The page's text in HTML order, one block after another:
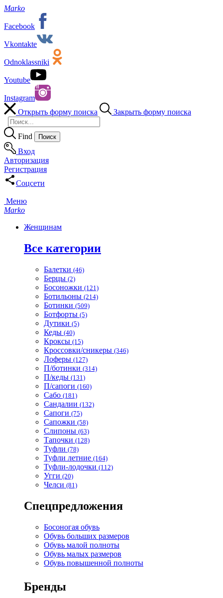
Marko
Facebook
Vkontakte
Odnoklassniki
Youtube
Instagram
Открыть форму поиска
Закрыть форму поиска
Find
Вход
Авторизация
Регистрация
Соцсети
Меню
Marko
Женщинам
Все категории
Балетки (46)
Берцы (2)
Босоножки (121)
Ботильоны (214)
Ботинки (509)
Ботфорты (5)
Дутики (5)
Кеды (40)
Кроксы (15)
Кроссовки/сникеры (346)
Лоферы (127)
П/ботинки (314)
П/кеды (131)
П/сапоги (160)
Сабо (181)
Сандалии (132)
Сапоги (75)
Сапожки (58)
Слипоны (63)
Тапочки (128)
Туфли (78)
Туфли летние (164)
Туфли-лодочки (112)
Угги (20)
Челси (81)
Спецпредложения
Босоногая обувь
Обувь больших размеров
Обувь малой полноты
Обувь малых размеров
Обувь повышенной полноты
Бренды